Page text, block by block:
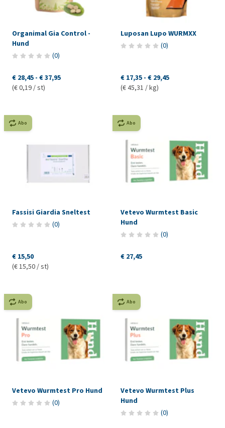
Organimal Gia Control -
Hund
(0)
€ 28,45 - € 37,95
(€ 0,19 / st)
Luposan Lupo WURMXX
(0)
€ 17,35 - € 29,45
(€ 45,31 / kg)
Abo
Fassisi Giardia Sneltest
(0)
€ 15,50
(€ 15,50 / st)
Abo
Vetevo Wurmtest Basic
Hund
(0)
€ 27,45
Abo
Vetevo Wurmtest Pro Hund
(0)
Abo
Vetevo Wurmtest Plus
Hund
(0)